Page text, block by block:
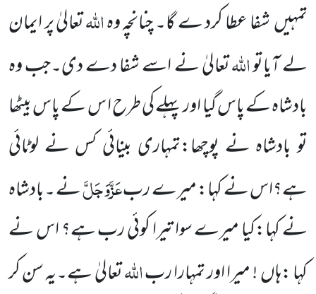
تمہیںشفا عطا کرد ے گا۔ چنانچہ وہاللّٰہتعالیٰ پر ایمان
لے آیاتواللّٰہتعالیٰ نے اسے شفا دے دی۔جب وہ
بادشاہ کے پاس گیا اور پہلے کی طرح ا س کے پاس بیٹھا
تو بادشاہ نے پوچھا:تمہاری بینائی کس نے لوٹائی
ہے؟اس نے کہا: میرے ربعَزَّوَجَلَّنے ۔بادشاہ
نے کہا:کیا میرےسوا تیرا کوئی رب ہے؟اس نے
کہا :ہاں! میرا اور تمہارا رباللّٰہتعالیٰ ہے۔یہ سن کر